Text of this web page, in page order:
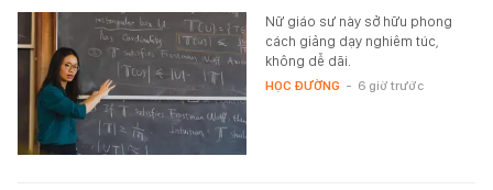
Nữ giáo sư này sở hữu phong
cách giảng dạy nghiêm túc,
không dễ dãi.
HỌC ĐƯỜNG - 6 giờ trước